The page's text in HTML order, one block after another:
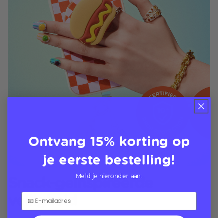
Snack-geïnspireerde
veiligheid
Ontvang 15% korting op
je eerste bestelling!
Meld je hieronder aan: